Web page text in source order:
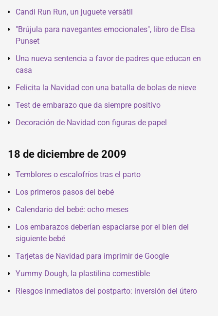
Candi Run Run, un juguete versátil
"Brújula para navegantes emocionales", libro de Elsa
Punset
Una nueva sentencia a favor de padres que educan en
casa
Felicita la Navidad con una batalla de bolas de nieve
Test de embarazo que da siempre positivo
Decoración de Navidad con figuras de papel
18 de diciembre de 2009
Temblores o escalofríos tras el parto
Los primeros pasos del bebé
Calendario del bebé: ocho meses
Los embarazos deberían espaciarse por el bien del
siguiente bebé
Tarjetas de Navidad para imprimir de Google
Yummy Dough, la plastilina comestible
Riesgos inmediatos del postparto: inversión del útero